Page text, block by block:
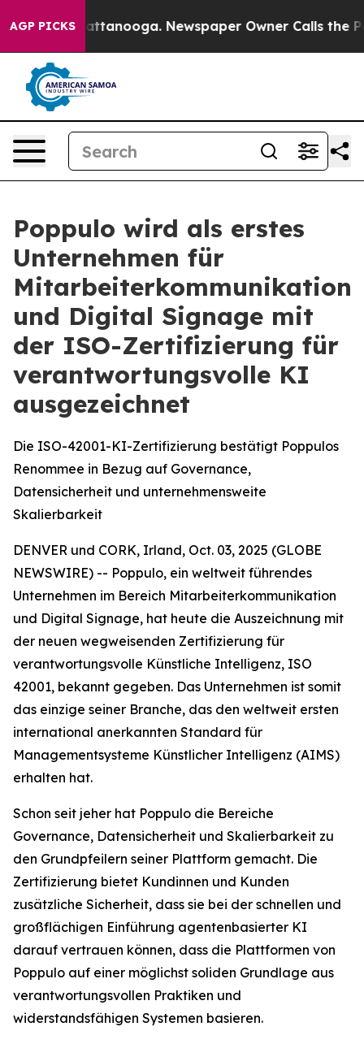
AGP PICKS
in Chattanooga. Newspaper Owner Calls the
Poppulo wird als erstes
Unternehmen für
Mitarbeiterkommunikation
und Digital Signage mit
der ISO-Zertifizierung für
verantwortungsvolle KI
ausgezeichnet
Die ISO-42001-KI-Zertifizierung bestätigt Poppulos
Renommee in Bezug auf Governance,
Datensicherheit und unternehmensweite
Skalierbarkeit
DENVER und CORK, Irland, Oct. 03, 2025 (GLOBE
NEWSWIRE) -- Poppulo, ein weltweit führendes
Unternehmen im Bereich Mitarbeiterkommunikation
und Digital Signage, hat heute die Auszeichnung mit
der neuen wegweisenden Zertifizierung für
verantwortungsvolle Künstliche Intelligenz, ISO
42001, bekannt gegeben. Das Unternehmen ist somit
das einzige seiner Branche, das den weltweit ersten
international anerkannten Standard für
Managementsysteme Künstlicher Intelligenz (AIMS)
erhalten hat.
Schon seit jeher hat Poppulo die Bereiche
Governance, Datensicherheit und Skalierbarkeit zu
den Grundpfeilern seiner Plattform gemacht. Die
Zertifizierung bietet Kundinnen und Kunden
zusätzliche Sicherheit, dass sie bei der schnellen und
großflächigen Einführung agentenbasierter KI
darauf vertrauen können, dass die Plattformen von
Poppulo auf einer möglichst soliden Grundlage aus
verantwortungsvollen Praktiken und
widerstandsfähigen Systemen basieren.